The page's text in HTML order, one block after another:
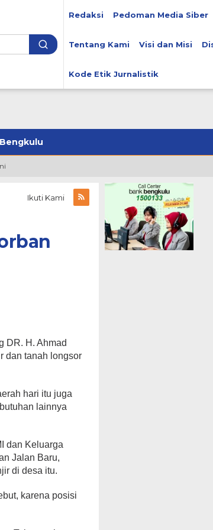
Redaksi Pedoman Media Siber
Tentang Kami Visi dan Misi
Kode Etik Jurnalistik
Ikuti Kami
DR. H. Ahmad
dan tanah longsor
hari itu juga
lainnya
dan Keluarga
Jalan Baru,
di desa itu.
karena posisi